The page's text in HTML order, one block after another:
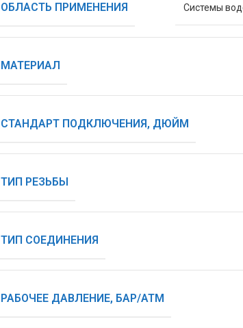
ОБЛАСТЬ ПРИМЕНЕНИЯ Системы
МАТЕРИАЛ
СТАНДАРТ ПОДКЛЮЧЕНИЯ, ДЮЙМ
ТИП РЕЗЬБЫ
ТИП СОЕДИНЕНИЯ
РАБОЧЕЕ ДАВЛЕНИЕ, БАР/АТМ